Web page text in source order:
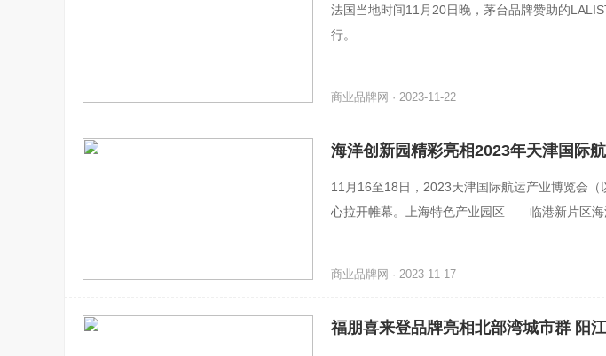
法国当地时间11月20日晚，茅台品牌赞助的
行。
商业品牌网 · 2023-11-22
海洋创新园精彩亮相2023年天津国际
11月16至18日，2023天津国际航运产业博览会
心拉开帷幕。上海特色产业园区——临港新片区海
商业品牌网 · 2023-11-17
福朋喜来登品牌亮相北部湾城市群 阳